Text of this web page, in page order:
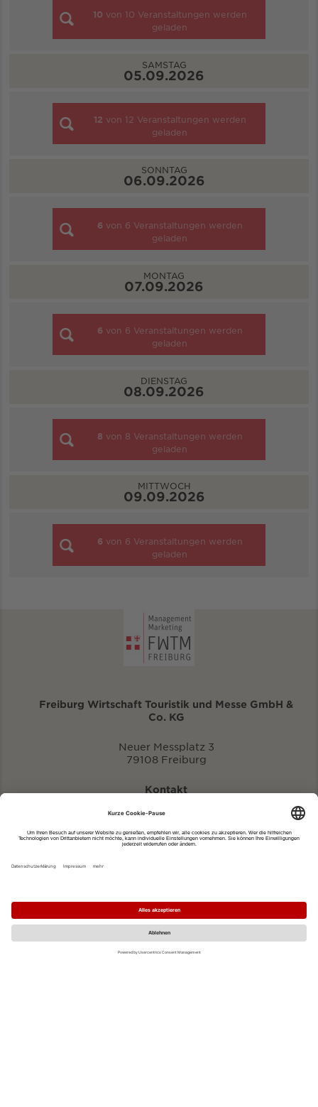
10 von 10 Veranstaltungen werden
geladen
SAMSTAG
05.09.2026
12 von 12 Veranstaltungen werden
geladen
SONNTAG
06.09.2026
6 von 6 Veranstaltungen werden
geladen
MONTAG
07.09.2026
6 von 6 Veranstaltungen werden
geladen
DIENSTAG
08.09.2026
8 von 8 Veranstaltungen werden
geladen
MITTWOCH
09.09.2026
6 von 6 Veranstaltungen werden
geladen
Freiburg Wirtschaft Touristik und Messe GmbH &
Co. KG
Neuer Messplatz 3
79108 Freiburg
Kontakt
eventportal@fwtm.de
Impressum